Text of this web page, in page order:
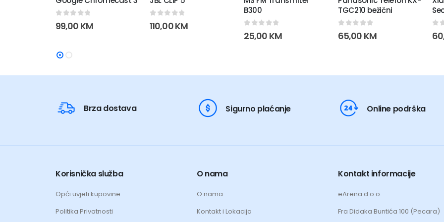
0 out of 5
99,00 KM 0out of 5
110,00KM
B300
0 out of 5
25,00 KM
TGC210 bežični
0 out of 5
65,00 KM 0
Brza dostava Sigurno plaćanje Online podrška
Korisnička služba
Opći uvjeti kupovine
Politika Privatnosti
O nama
O nama
Kontakt i Lokacija
Kontakt informacije
eArena d.o.o.
Fra Didaka Buntića 100 (Pecara)